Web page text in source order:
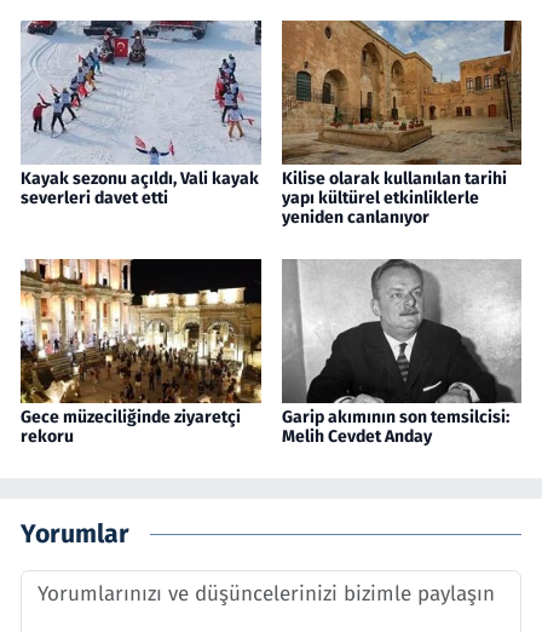
Kayak sezonu açıldı, Vali kayak
severleri davet etti
Kilise olarak kullanılan tarihi
yapı kültürel etkinliklerle
yeniden canlanıyor
Gece müzeciliğinde ziyaretçi
rekoru
Garip akımının son temsilcisi:
Melih Cevdet Anday
Yorumlar